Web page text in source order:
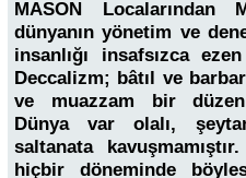
MASON Localarından
dünyanın yönetim ve
insanlığı insafsızca
Deccalizm; bâtıl ve
ve muazzam bir düzen
Dünya var olalı,
saltanata
hiçbir döneminde